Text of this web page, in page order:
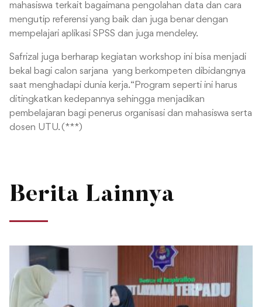
mahasiswa terkait bagaimana pengolahan data dan cara
mengutip referensi yang baik dan juga benar dengan
mempelajari aplikasi SPSS dan juga mendeley.
Safrizal juga berharap kegiatan workshop ini bisa menjadi
bekal bagi calon sarjana yang berkompeten dibidangnya
saat menghadapi dunia kerja. “Program seperti ini harus
ditingkatkan kedepannya sehingga menjadikan
pembelajaran bagi penerus organisasi dan mahasiswa serta
dosen UTU. (***)
Berita Lainnya